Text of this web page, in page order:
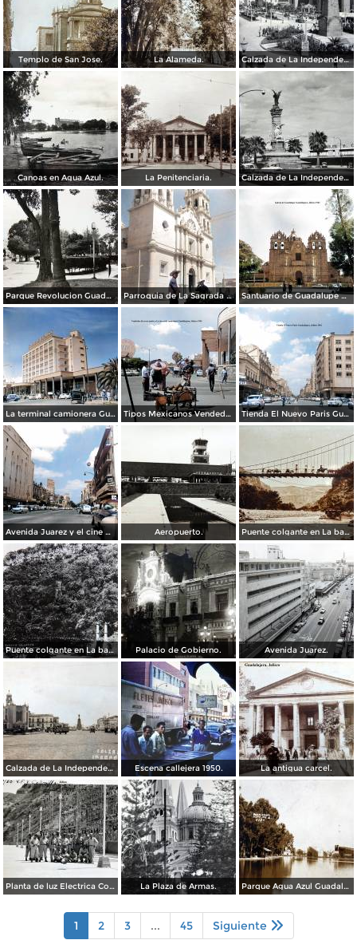
Templo de San Jose. La Alameda. Calzada de La Independencia y Mto. a Juarez Guadalajara, Jalisco. ( Circulada el 5 de Septiembre de 1929 ).
Canoas en Agua Azul. La Penitenciaria. Calzada de La Independencia Guadalajara, Jalisco.
Parque Revolucion Guadalajara, Jalisco. Parroquia de La Sagrada familia Guadalajara, Jalisco 1961. Santuario de Guadalupe Guadalajara, Jalisco 1961.
La terminal camionera Guadalajara, Jalisco 1961 Tipos Mexicanos Vendedor de cocos junto a La terminal camionera Guadalajara, Jalisco 1961 Tienda El Nuevo Paris Guadalajara, Jalisco 1961
Avenida Juarez y el cine Variedades Guadalajara, Jalisco 1961 Aeropuerto. Puente colgante en La barranca de Oblatos.
Puente colgante en La barranca de Oblatos. Palacio de Gobierno. Avenida Juarez.
Calzada de La Independencia Guadalajara, Jalisco. ( Circulada el 10 de Febrero de 1931 ). Escena callejera 1950. La antigua carcel.
Planta de luz Electrica Colimilla. ( Fechada el 1 de Octubre de 1950 ). La Plaza de Armas. Parque Agua Azul Guadalajara, Jalisco.
1 2 3 ... 45 Siguiente